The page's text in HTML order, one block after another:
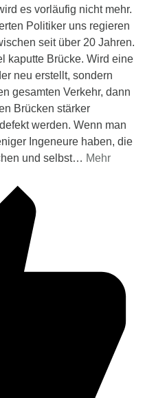
es vorläufig nicht mehr.
Politiker uns regieren
seit über 20 Jahren.
kaputte Brücke. Wird eine
neu erstellt, sondern
gesamten Verkehr, dann
Brücken stärker
werden. Wenn man
Ingeneure haben, die
und selbst… Mehr